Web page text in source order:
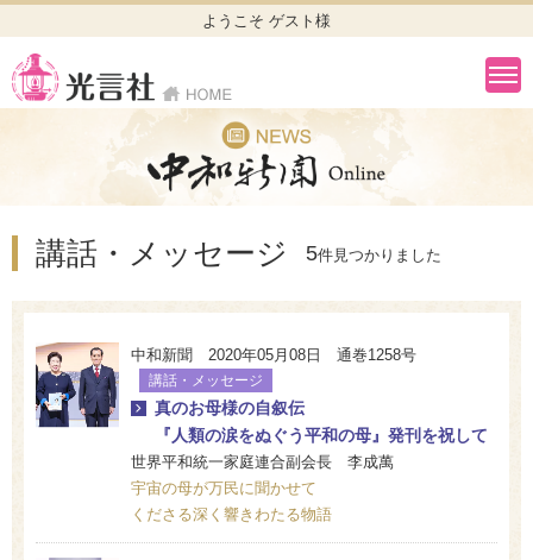
ようこそ ゲスト様
講話・メッセージ 5件見つかりました
中和新聞 2020年05月08日 通巻1258号
講話・メッセージ
真のお母様の自叙伝
『人類の涙をぬぐう平和の母』発刊を祝して
世界平和統一家庭連合副会長 李成萬
宇宙の母が万民に聞かせて
くださる深く響きわたる物語